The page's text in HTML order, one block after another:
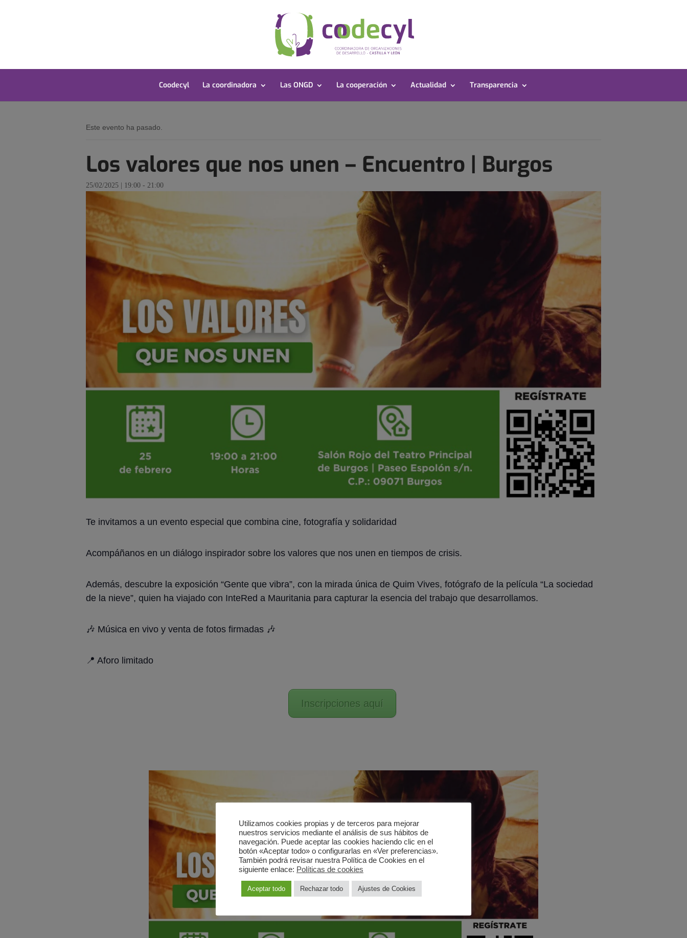
Coodecyl La coordinadora Las ONGD La cooperación Actualidad Transparencia
Este evento ha pasado.
Los valores que nos unen – Encuentro | Burgos
25/02/2025 | 19:00 - 21:00
Te invitamos a un evento especial que combina cine, fotografía y solidaridad
Acompáñanos en un diálogo inspirador sobre los valores que nos unen en tiempos de crisis.
Además, descubre la exposición “Gente que vibra”, con la mirada única de Quim Vives, fotógrafo de la película “La sociedad
de la nieve”, quien ha viajado con InteRed a Mauritania para capturar la esencia del trabajo que desarrollamos.
🎶 Música en vivo y venta de fotos firmadas 🎶
📍 Aforo limitado
Inscripciones aquí
Utilizamos cookies propias y de terceros para mejorar
nuestros servicios mediante el análisis de sus hábitos de
navegación. Puede aceptar las cookies haciendo clic en el
botón «Aceptar todo» o configurarlas en «Ver preferencias».
También podrá revisar nuestra Política de Cookies en el
siguiente enlace: Políticas de cookies
Aceptar todo Rechazar todo Ajustes de Cookies